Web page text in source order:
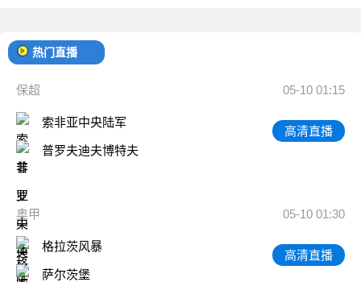
热门直播
保超 05-10 01:15
索非亚中央陆军
普罗夫迪夫博特夫
高清直播
奥甲 05-10 01:30
格拉茨风暴
萨尔茨堡
高清直播